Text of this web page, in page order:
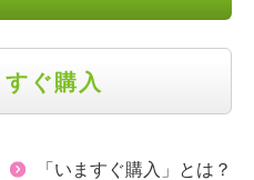
ぐ購入
「いますぐ購入」とは？